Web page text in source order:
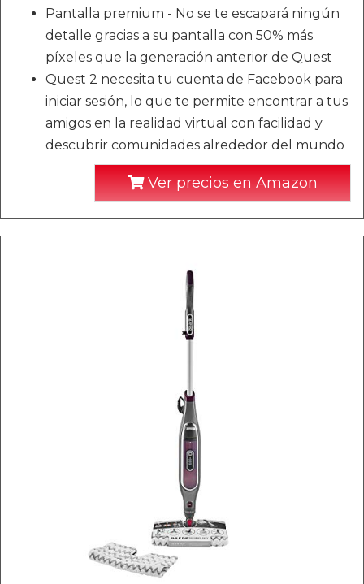
Pantalla premium - No se te escapará ningún
detalle gracias a su pantalla con 50% más
píxeles que la generación anterior de Quest
Quest 2 necesita tu cuenta de Facebook para
iniciar sesión, lo que te permite encontrar a tus
amigos en la realidad virtual con facilidad y
descubrir comunidades alrededor del mundo
Ver precios en Amazon